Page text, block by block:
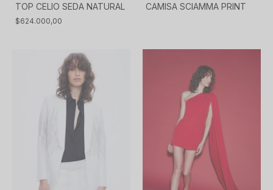
TOP CELIO SEDA NATURAL
$624.000,00
CAMISA SCIAMMA PRINT